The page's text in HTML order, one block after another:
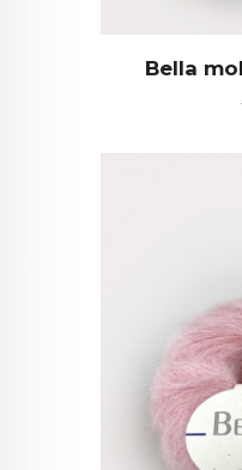
Bella